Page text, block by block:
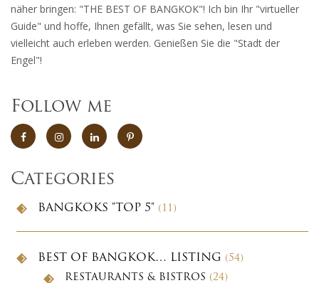
näher bringen: "THE BEST OF BANGKOK"! Ich bin Ihr "virtueller
Guide" und hoffe, Ihnen gefällt, was Sie sehen, lesen und
vielleicht auch erleben werden. Genießen Sie die "Stadt der
Engel"!
Follow me
Categories
BANGKOKS "TOP 5" (11)
BEST OF BANGKOK… LISTING (54)
RESTAURANTS & BISTROS (24)